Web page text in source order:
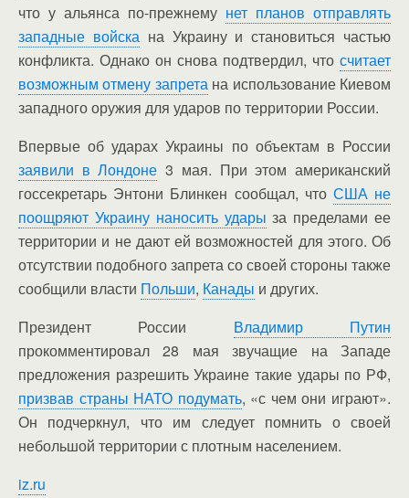
что у альянса по-прежнему нет планов отправлять
западные войскана Украину и становиться частью
конфликта. Однако он снова подтвердил, что считает
возможным отмену запретана использование Киевом
западного оружия для ударов по территории России.
Впервые об ударах Украины по объектам в России
заявили в Лондоне 3 мая. При этом американский
госсекретарь Энтони Блинкен сообщал, что США не
поощряют Украину наносить удары за пределами ее
территории и не дают ей возможностей для этого. Об
отсутствии подобного запрета со своей стороны также
сообщили власти Польши, Канады и других.
Президент России Владимир Путин
прокомментировал 28 мая звучащие на Западе
предложения разрешить Украине такие удары по РФ,
призвав страны НАТО подумать, «с чем они играют».
Он подчеркнул, что им следует помнить о своей
небольшой территории с плотным населением.
iz.ru